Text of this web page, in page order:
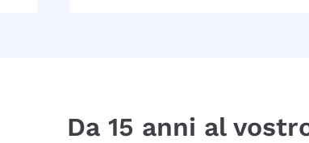
Da 15 anni al